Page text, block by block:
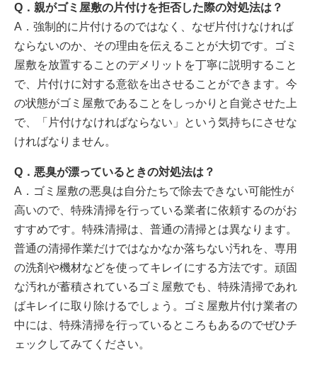
Q．親がゴミ屋敷の片付けを拒否した際の対処法は？
A．強制的に片付けるのではなく、なぜ片付けなければ
ならないのか、その理由を伝えることが大切です。ゴミ
屋敷を放置することのデメリットを丁寧に説明すること
で、片付けに対する意欲を出させることができます。今
の状態がゴミ屋敷であることをしっかりと自覚させた上
で、「片付けなければならない」という気持ちにさせな
ければなりません。
Q．悪臭が漂っているときの対処法は？
A．ゴミ屋敷の悪臭は自分たちで除去できない可能性が
高いので、特殊清掃を行っている業者に依頼するのがお
すすめです。特殊清掃は、普通の清掃とは異なります。
普通の清掃作業だけではなかなか落ちない汚れを、専用
の洗剤や機材などを使ってキレイにする方法です。頑固
な汚れが蓄積されているゴミ屋敷でも、特殊清掃であれ
ばキレイに取り除けるでしょう。ゴミ屋敷片付け業者の
中には、特殊清掃を行っているところもあるのでぜひチ
ェックしてみてください。